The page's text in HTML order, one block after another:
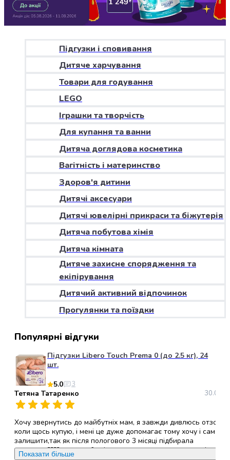
Ром
Текіла
мескаль
і
наливки
Настоянки,
бальзами,
біттери
і
азійський
алкоголь
Слабоалкогольні
напої
Сидри
меди
Подарункові
набори
алкоголю
Продукти
Бакалія
Олія
Сухі
сніданки
приготування
Спеції
та
приправи
Цукор
Все
для
Підгузки і сповивання
Дитяче харчування
Товари для годування
LEGO
Іграшки та творчість
Для купання та ванни
Дитяча доглядова косметика
Вагітність і материнство
Здоров'я дитини
Дитячі аксесуари
Дитячі ювелірні прикраси та біжутерія
Дитяча побутова хімія
Дитяча кімната
Дитяче захисне спорядження та
екіпірування
Дитячий активний відпочинок
Прогулянки та поїздки
Популярні відгуки
Підгузки Libero Touch Prema 0 (до 2.5 кг), 24
шт.
5.0
3
Тетяна Татаренко
Хочу звернутись до майбутніх мам, я завжди дивлюсь отзови
коли щось купую, і мені це дуже допомагає тому хочу і сама
залишити,так як після пологового 3 місяці підбирала
памперси????, хочу щоб всі ви звернули увагу саме на ці
Показати більше